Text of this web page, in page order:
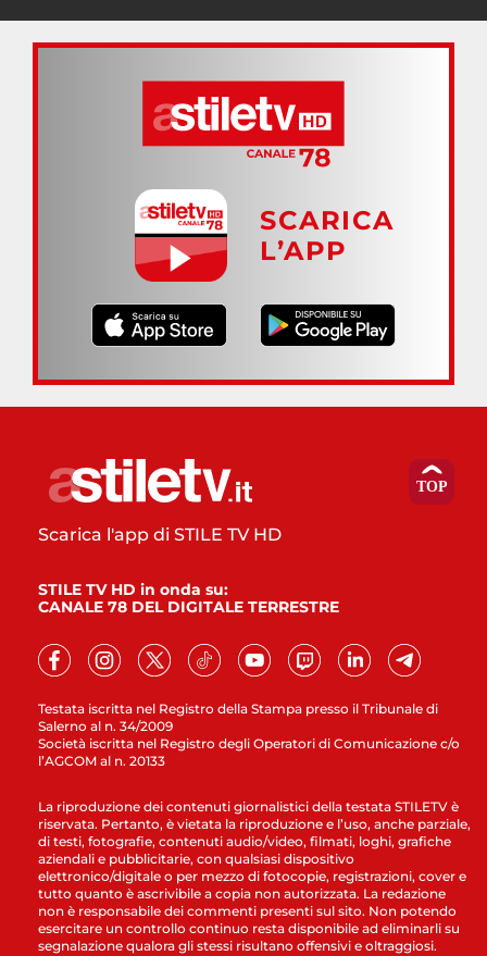
SCARICA
L’APP
Testata iscritta nel Registro della Stampa presso il Tribunale di
Salerno al n. 34/2009
Società iscritta nel Registro degli Operatori di Comunicazione c/o
l’AGCOM al n. 20133
Scarica l'app di STILE TV HD
STILE TV HD in onda su:
CANALE 78 DEL DIGITALE TERRESTRE
La riproduzione dei contenuti giornalistici della testata STILETV è
riservata. Pertanto, è vietata la riproduzione e l’uso, anche parziale,
di testi, fotografie, contenuti audio/video, filmati, loghi, grafiche
aziendali e pubblicitarie, con qualsiasi dispositivo
elettronico/digitale o per mezzo di fotocopie, registrazioni, cover e
tutto quanto è ascrivibile a copia non autorizzata. La redazione
non è responsabile dei commenti presenti sul sito. Non potendo
esercitare un controllo continuo resta disponibile ad eliminarli su
segnalazione qualora gli stessi risultano offensivi e oltraggiosi.